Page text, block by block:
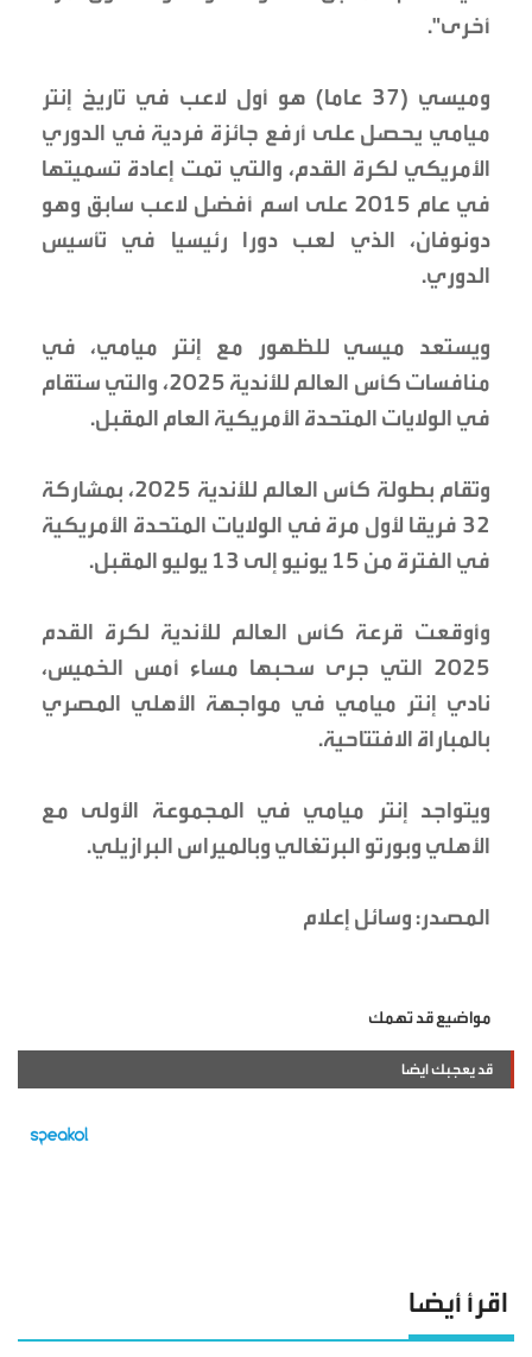
أخرى".
وميسي (37 عاما) هو أول لاعب في تاريخ إنتر
ميامي يحصل على أرفع جائزة فردية في الدوري
الأمريكي لكرة القدم، والتي تمت إعادة تسميتها
في عام 2015 على اسم أفضل لاعب سابق وهو
دونوفان، الذي لعب دورا رئيسيا في تأسيس
الدوري.
ويستعد ميسي للظهور مع إنتر ميامي، في
منافسات كأس العالم للأندية 2025، والتي ستقام
في الولايات المتحدة الأمريكية العام المقبل.
وتقام بطولة كأس العالم للأندية 2025، بمشاركة
32 فريقا لأول مرة في الولايات المتحدة الأمريكية
في الفترة من 15 يونيو إلى 13 يوليو المقبل.
وأوقعت قرعة كأس العالم للأندية لكرة القدم
2025 التي جرى سحبها مساء أمس الخميس،
نادي إنتر ميامي في مواجهة الأهلي المصري
بالمباراة الافتتاحية.
ويتواجد إنتر ميامي في المجموعة الأولى مع
الأهلي وبورتو البرتغالي وبالميراس البرازيلي.
المصدر: وسائل إعلام
مواضيع قد تهمك
قد يعجبك ايضا
اقرأ أيضا